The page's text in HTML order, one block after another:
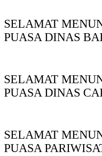
SELAMAT
PUASA DINAS
SELAMAT
PUASA DINAS
SELAMAT
PUASA